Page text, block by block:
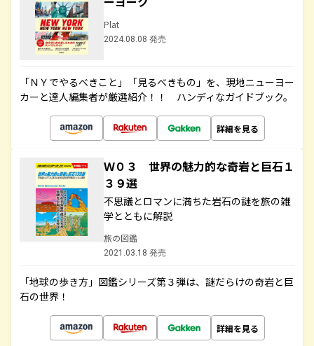
Plat
2024.08.08 発売
「ＮＹでやるべきこと」「見るべきもの」を、現地ニューヨー
カーと達人編集者が厳選紹介！！ ハンディなガイドブック。
詳細を見る
Ｗ０３ 世界の魅力的な奇岩と巨石１
３９選
不思議とロマンに満ちた岩石の謎を旅の雑
学とともに解説
旅の図鑑
2021.03.18 発売
「地球の歩き方」図鑑シリーズ第３弾は、謎だらけの奇岩と巨
石の世界！
詳細を見る